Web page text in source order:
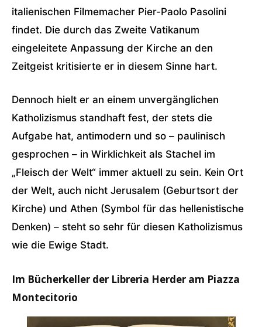
italienischen Filmemacher Pier-Paolo Pasolini
findet. Die durch das Zweite Vatikanum
eingeleitete Anpassung der Kirche an den
Zeitgeist kritisierte er in diesem Sinne hart.
Dennoch hielt er an einem unvergänglichen
Katholizismus standhaft fest, der stets die
Aufgabe hat, antimodern und so – paulinisch
gesprochen – in Wirklichkeit als Stachel im
„Fleisch der Welt“ immer aktuell zu sein. Kein Ort
der Welt, auch nicht Jerusalem (Geburtsort der
Kirche) und Athen (Symbol für das hellenistische
Denken) – steht so sehr für diesen Katholizismus
wie die Ewige Stadt.
Im Bücherkeller der Libreria Herder am Piazza
Montecitorio